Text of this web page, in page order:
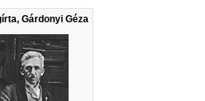
Gárdonyi Géza